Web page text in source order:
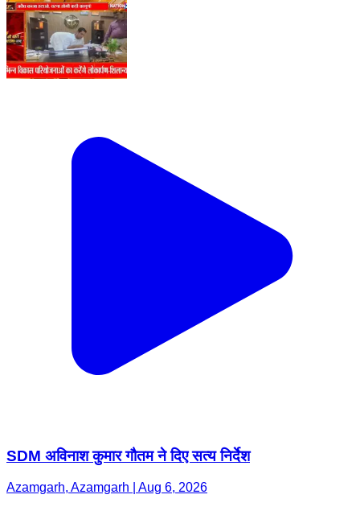
SDM अविनाश कुमार गौतम ने दिए सत्य निर्देश
Azamgarh, Azamgarh | Aug 6, 2026